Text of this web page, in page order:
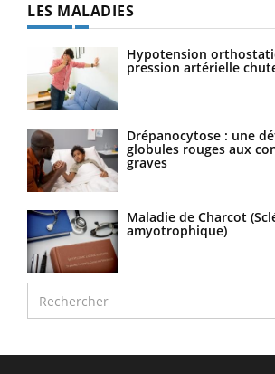
LES MALADIES
Hypotension
pression artérielle
Drépanocytose : une
globules rouges aux
graves
Maladie de Charcot
amyotrophique)